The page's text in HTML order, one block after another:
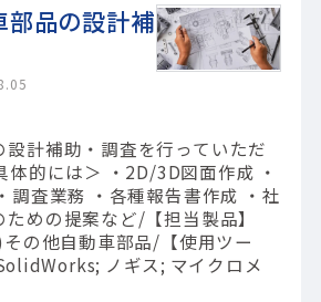
部品の設計補
設計補助・調査を行っていただ
体的には＞ ・2D/3D図面作成 ・
調査業務 ・各種報告書作成 ・社
めの提案など/【担当製品】
の他自動車部品/【使用ツー
ノギス; マイクロメ